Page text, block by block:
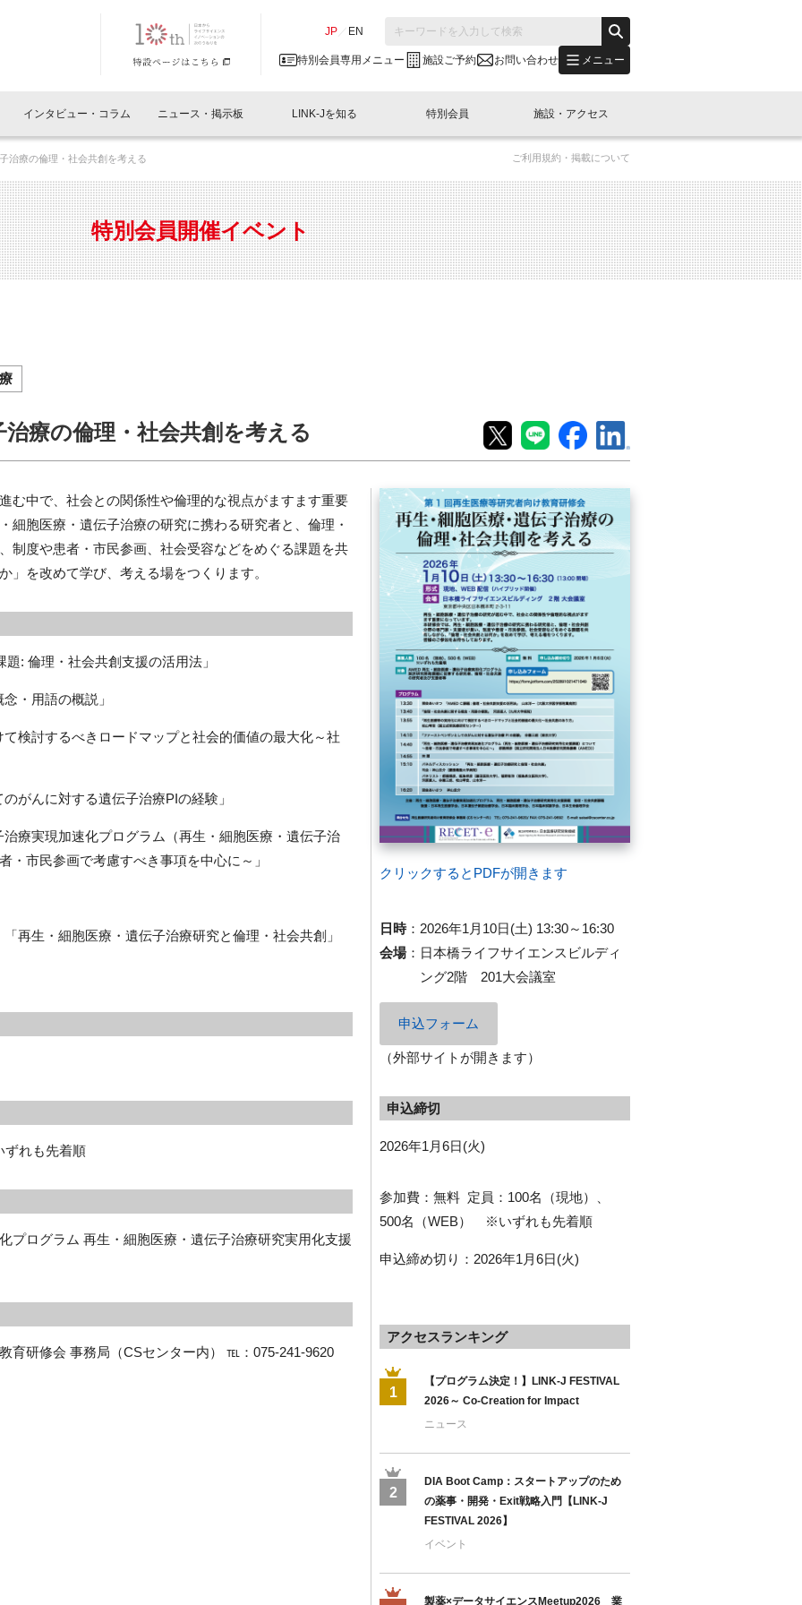
JP EN
特別会員専用メニュー 施設ご予約 お問い合わせ メニュー
閉じる
員開催
参加
イベントレポート一覧
LINK-J主催・共催 特別会員開催
LINK-J協賛・協力 出展・参加
What's "UNIKORN"？ What's "LINK-BioBAY TOKYO"？
インタビュー・コラム
ベンチャーインタビュー 会報誌 (News Letter)
サポーターコラム 日本橋コラム
ニュース・掲示板
リリース
連
人と情報の交流掲示板一覧
会員プレスリリース ニュース・事業紹介
募集 イベント
LINK-Jを知る
Why in Nihonbashi What’s LINK-J WEST
サポーター紹介 事業内容
パンフレット GTB日本橋エリアについて
特別会員
特別会員について 入会申し込み
施設・アクセス
オフィス・ラボ 施設ご予約
治療の倫理・社会共創を考える ご利用規約・掲載について
特別会員開催イベント
療の倫理・社会共創を考える
む中で、社会との関係性や倫理的な視点がますます重要
細胞医療・遺伝子治療の研究に携わる研究者と、倫理・
制度や患者・市民参画、社会受容などをめぐる課題を共
」を改めて学び、考える場をつくります。
題: 倫理・社会共創支援の活用法」
・用語の概説」
検討するべきロードマップと社会的価値の最大化～社
がんに対する遺伝子治療PIの経験」
実現加速化プログラム（再生・細胞医療・遺伝子治
・市民参画で考慮すべき事項を中心に～」
生・細胞医療・遺伝子治療研究と倫理・社会共創」
れも先着順
プログラム 再生・細胞医療・遺伝子治療研究実用化支援
育研修会 事務局（CSセンター内） ℡： 075-241-9620
クリックするとPDFが開きます
日時： 2026年1月10日(土) 13:30～16:30
会場： 日本橋ライフサイエンスビルディ
ング2階 201大会議室
申込フォーム
（外部サイトが開きます）
申込締切
2026年1月6日(火)
参加費：無料 定員：100名（現地）、
500名（WEB） ※いずれも先着順
申込締め切り：2026年1月6日(火)
アクセスランキング
1
【プログラム決定！】LINK-J FESTIVAL
2026～ Co-Creation for Impact
ニュース
2
DIA Boot Camp：スタートアップのため
の薬事・開発・Exit戦略入門【LINK-J
FESTIVAL 2026】
イベント
製薬×データサイエンスMeetup2026 業